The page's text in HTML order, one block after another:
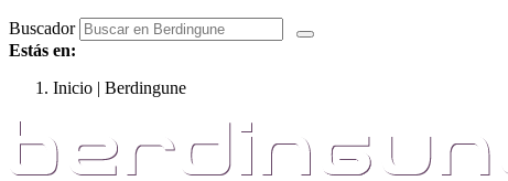
Buscador
Estás en:
Inicio | Berdingune